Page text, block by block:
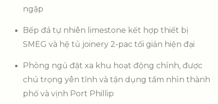
ngập
Bếp đá tự nhiên limestone kết hợp thiết bị
SMEG và hệ tủ joinery 2-pac tối giản hiện đại
Phòng ngủ đặt xa khu hoạt động chính, được
chú trọng yên tĩnh và tận dụng tầm nhìn thành
phố và vịnh Port Phillip